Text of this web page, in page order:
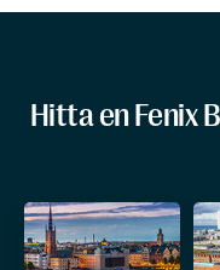
Hitta en Fenix